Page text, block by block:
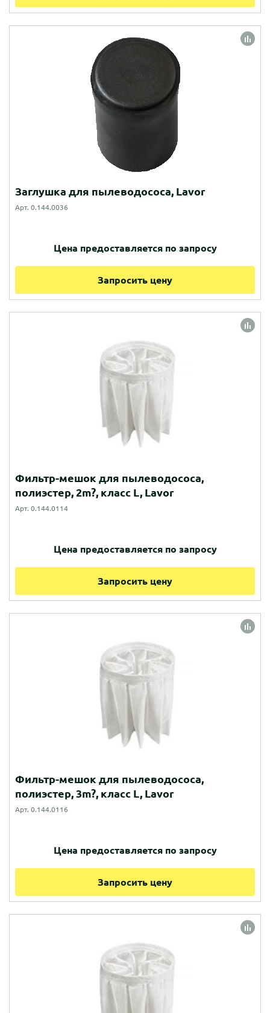
Заглушка для пылеводососа, Lavor
Арт. 0.144.0036
Цена предоставляется по запросу
Запросить цену
Фильтр-мешок для пылеводососа,
полиэстер, 2m?, класс L, Lavor
Арт. 0.144.0114
Цена предоставляется по запросу
Запросить цену
Фильтр-мешок для пылеводососа,
полиэстер, 3m?, класс L, Lavor
Арт. 0.144.0116
Цена предоставляется по запросу
Запросить цену